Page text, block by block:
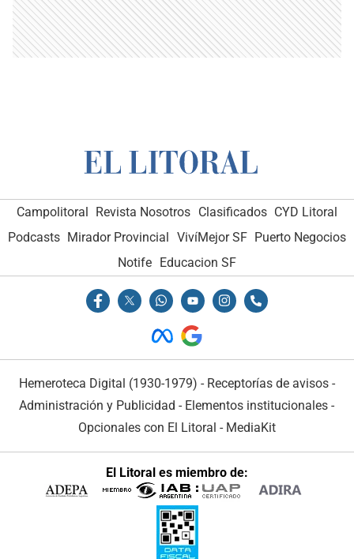
Campolitoral Revista Nosotros Clasificados CYD Litoral
Podcasts Mirador Provincial VivíMejor SF Puerto Negocios
Notife Educacion SF
Hemeroteca Digital (1930-1979) - Receptorías de avisos -
Administración y Publicidad - Elementos institucionales -
Opcionales con El Litoral - MediaKit
El Litoral es miembro de: